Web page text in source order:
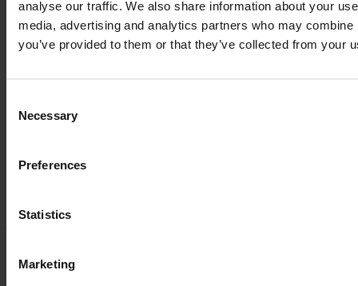
analyse our traffic. We also share information about your
media, advertising and analytics partners who may
you’ve provided to them or that they’ve collected from your
Selection
Necessary
Preferences
Statistics
Marketing